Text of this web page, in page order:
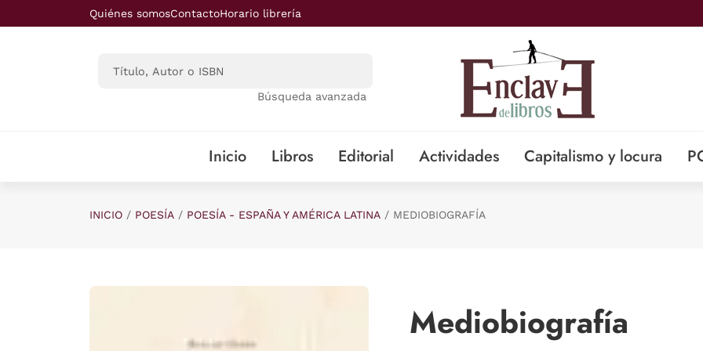
Saltar al contenido principal
Quiénes somosContactoHorario librería
Búsqueda avanzada
Inicio Libros Editorial Actividades Capitalismo y locura
INICIO POESÍA POESÍA - ESPAÑA Y AMÉRICA LATINA MEDIOBIOGRAFÍA
Mediobiografía